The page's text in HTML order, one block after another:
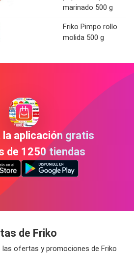
marinado 500 g
Friko Pimpo rollo
molida 500 g
la aplicación gratis
de 1250 tiendas
de Friko
ofertas y promociones de Friko